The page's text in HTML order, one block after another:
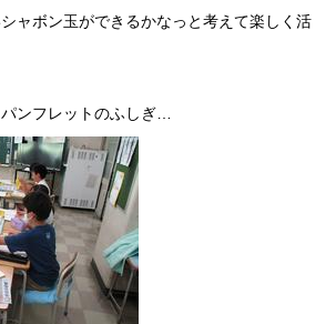
ャボン玉ができるかなっと考えて楽しく活
ンフレットのふしぎ…